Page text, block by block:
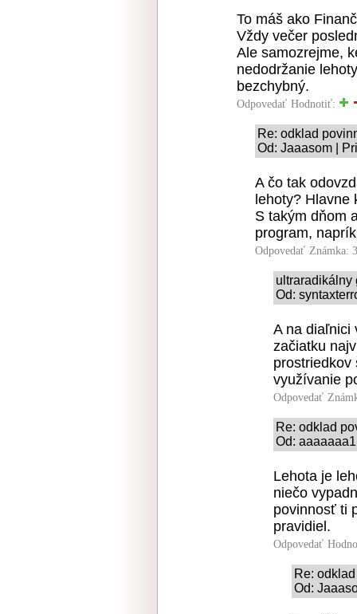
To máš ako
Vždy večer
Ale samozrejme,
nedodržanie
bezchybný.
Odpovedať Hodnotiť:
Re: odklad
Od: Jaaasom |
A čo tak
lehoty?
S takým dňom
program,
Odpovedať Známka:
ultraradikálny
Od:
A na diaľnici
začiatku
prostriedkov
využívanie
Odpovedať
Re: odklad
Od:
Lehota je
niečo
povinnosť ti
pravidiel.
Odpovedať
Re:
Od: